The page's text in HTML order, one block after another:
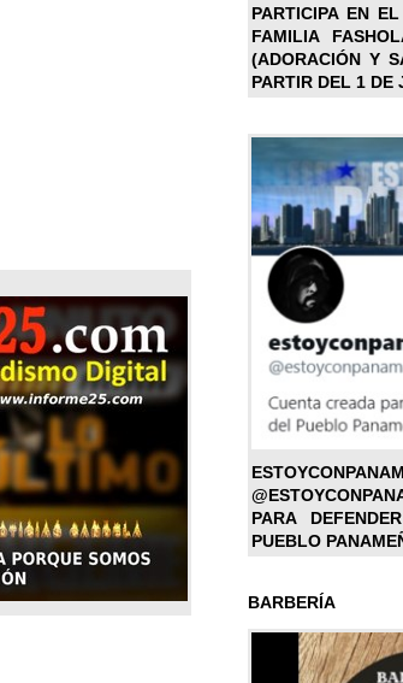
PARTICIPA EN
FAMILIA
(ADORACIÓN Y
PARTIR DEL 1 DE
PARA
PUEBLO
BARBERÍA